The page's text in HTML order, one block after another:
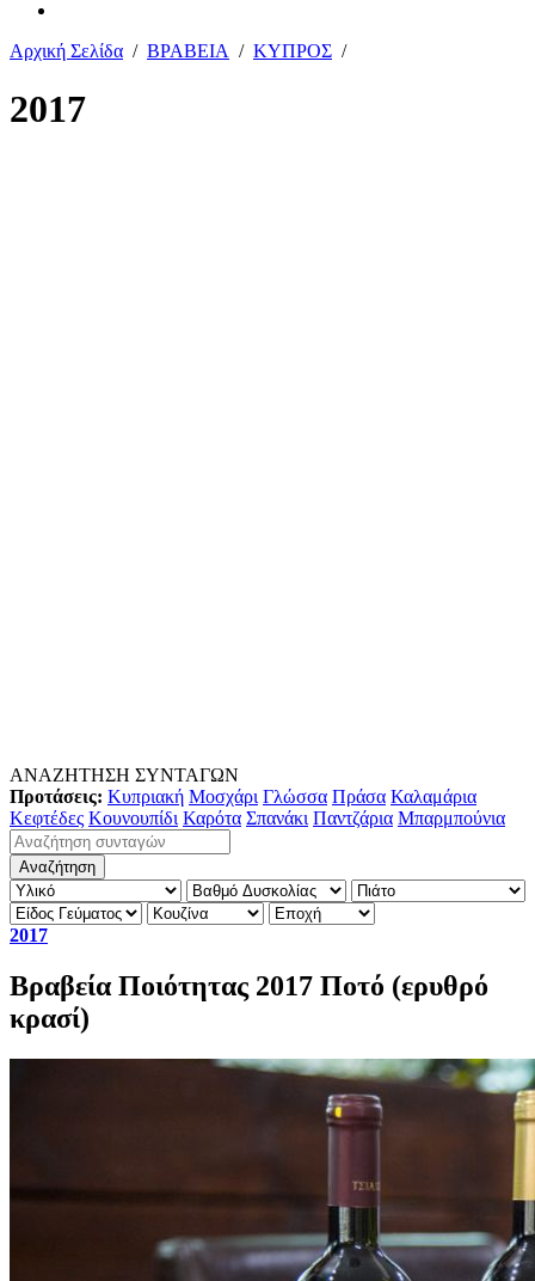
Αρχική Σελίδα / ΒΡΑΒΕΙΑ / ΚΥΠΡΟΣ /
2017
ΑΝΑΖΗΤΗΣΗ ΣΥΝΤΑΓΩΝ
Προτάσεις: Κυπριακή Μοσχάρι Γλώσσα Πράσα Καλαμάρια
Κεφτέδες Κουνουπίδι Καρότα Σπανάκι Παντζάρια Μπαρμπούνια
2017
Βραβεία Ποιότητας 2017 Ποτό (ερυθρό
κρασί)